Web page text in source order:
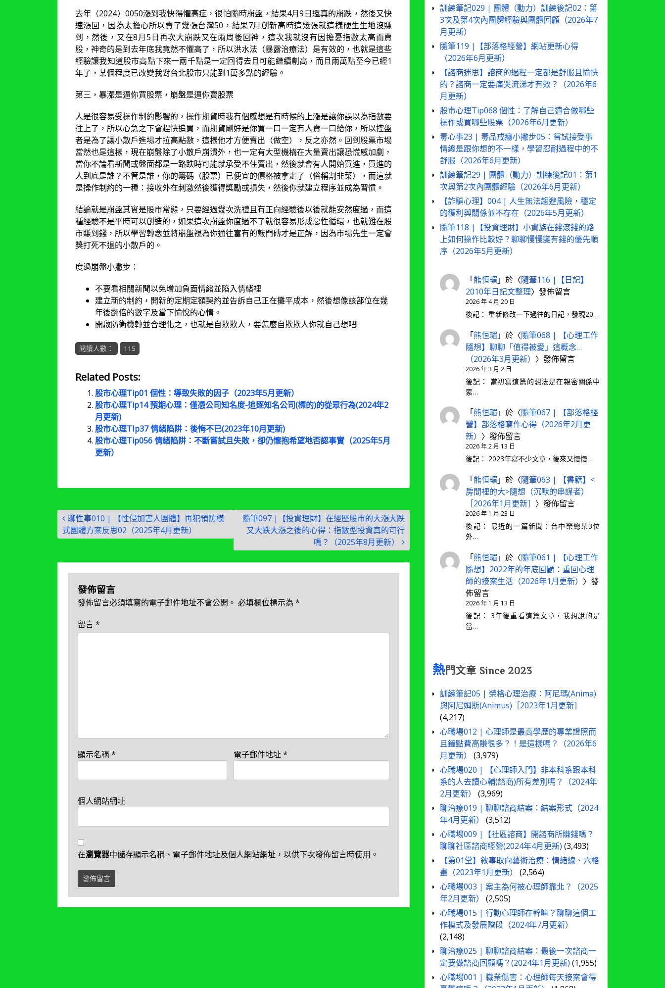
去年（2024）0050漲到我快得懼高症，很怕隨時崩盤，結果4月9日還真的崩跌，然後又快
速漲回，因為太擔心所以賣了幾張台灣50，結果7月創新高時這幾張就這樣硬生生地沒賺
到，然後，又在8月5日再次大崩跌又在兩周後回神，這次我就沒有因擔憂指數太高而賣
股，神奇的是到去年底我竟然不懼高了，所以洪水法（暴露治療法）是有效的，也就是這些
經驗讓我知道股市高點下來一兩千點是一定回得去且可能繼續創高，而且兩萬點至今已經1
年了，某個程度已改變我對台北股市只能到1萬多點的經驗。
第三，暴漲是逼你買股票，崩盤是逼你賣股票
人是很容易受操作制約影響的，操作期貨時我有個感想是有時候的上漲是讓你誤以為指數要
往上了，所以心急之下會趕快追買，而期貨剛好是你買一口一定有人賣一口給你，所以控盤
者是為了讓小散戶進場才拉高點數，這樣他才方便賣出（做空），反之亦然。回到股票市場
當然也是這樣，現在崩盤除了小散戶崩潰外，也一定有大型機構在大量賣出讓恐慌感加劇，
當你不論看新聞或盤面都是一路跌時可能就承受不住賣出，然後就會有人開始買進，買進的
人到底是誰？不管是誰，你的籌碼（股票）已便宜的價格被拿走了（俗稱割韭菜），而這就
是操作制約的一種：接收外在刺激然後獲得獎勵或損失，然後你就建立程序並成為習慣。
結論就是崩盤其實是股市常態，只要經過幾次洗禮且有正向經驗後以後就能安然度過，而這
種經驗不是平時可以創造的，如果這次崩盤你度過不了就很容易形成惡性循環，也就難在股
市賺到錢，所以學習轉念並將崩盤視為你通往富有的敲門磚才是正解，因為市場先生一定會
獎打死不退的小散戶的。
度過崩盤小撇步：
不要看相關新聞以免增加負面情緒並陷入情緒裡
建立新的制約，開新的定期定額契約並告訴自己正在攤平成本，然後想像該部位在幾
年後翻倍的數字及當下愉悅的心情。
開啟防衛機轉並合理化之，也就是自欺欺人，要怎麼自欺欺人你就自己想吧!
閱讀人數： 115
Related Posts:
股市心理Tip01 個性：導致失敗的因子（2023年5月更新）
股市心理Tip14 預期心理：僅憑公司知名度-追逐知名公司(標的)的從眾行為(2024年2
月更新)
股市心理TIp37 情緒陷阱：後悔不已(2023年10月更新)
股市心理Tip056 情緒陷阱：不斷嘗試且失敗，卻仍懷抱希望地否認事實（2025年5月
更新）
文
章
導
覽
聊性事010 | 【性侵加害人團體】再犯預防模
式團體方案反思02（2025年4月更新）
隨筆097 |【投資理財】在經歷股市的大漲大跌
又大跌大漲之後的心得：指數型投資真的可行
嗎？（2025年8月更新）
發佈留言
發佈留言必須填寫的電子郵件地址不會公開。 必填欄位標示為 *
留言*
顯示名稱* 電子郵件地址*
個人網站網址
在瀏覽器中儲存顯示名稱、電子郵件地址及個人網站網址，以供下次發佈留言時使用。
訓練筆記029 | 團體（動力）訓練後記02：第
3次及第4次內團體經驗與團體回顧（2026年7
月更新）
隨筆119 |【部落格經營】網站更新心得
（2026年6月更新）
【諮商迷思】諮商的過程一定都是舒服且愉快
的？諮商一定要痛哭流涕才有效？（2026年6
月更新）
股市心理Tip068 個性：了解自己適合做哪些
操作或買哪些股票（2026年6月更新）
毒心事23 | 毒品戒癮小撇步05：嘗試接受事
情總是跟你想的不一樣，學習忍耐過程中的不
舒服（2026年6月更新）
訓練筆記29 | 團體（動力）訓練後記01：第1
次與第2次內團體經驗（2026年6月更新）
【詐騙心理】004 | 人生無法趨避風險，穩定
的獲利與關係並不存在（2026年5月更新）
隨筆118 |【投資理財】小資族在錢滾錢的路
上如何操作比較好？聊聊慢慢變有錢的優先順
序（2026年5月更新）
「熊恒瑂 」於〈隨筆116 |【日記】
2010年日記文整理〉發佈留言
2026 年 4 月 20 日
後記： 重新修改一下過往的日記，發現20…
「熊恒瑂 」於〈隨筆068 | 【心理工作
隨想】聊聊「值得被愛」這概念…
（2026年3月更新） 〉發佈留言
2026 年 3 月 2 日
後記： 當初寫這篇的想法是在親密關係中
索…
「熊恒瑂 」於〈隨筆067 | 【部落格經
營】部落格寫作心得（2026年2月更
新） 〉發佈留言
2026 年 2 月 13 日
後記： 2023年寫不少文章，後來又慢慢…
「熊恒瑂 」於〈隨筆063 | 【書籍】<
房間裡的大>隨想（沉默的串謀者）
［2026年1月更新］ 〉發佈留言
2026 年 1 月 23 日
後記： 最近的一篇新聞：台中榮總某3位
外…
「熊恒瑂 」於〈隨筆061 | 【心理工作
隨想】2022年的年底回顧：重回心理
師的接案生活（2026年1月更新） 〉發
佈留言
2026 年 1 月 13 日
後記： 3年後重看這篇文章，我想說的是
當…
熱門文章 Since 2023
訓練筆記05 | 榮格心理治療：阿尼瑪(Anima)
與阿尼姆斯(Animus)［2023年1月更新］
(4,217)
心職場012 | 心理師是最高學歷的專業證照而
且鐘點費高賺很多？！是這樣嗎？（2026年6
月更新）
(3,979)
心職場020 | 【心理師入門】非本科系跟本科
系的人去讀心輔(諮商)所有差別嗎？（2024年
2月更新）
(3,969)
聊治療019 | 聊聊諮商結案：結案形式（2024
年4月更新）
(3,512)
心職場009 |【社區諮商】開諮商所賺錢嗎？
聊聊社區諮商經營(2024年4月更新) (3,493)
【第01堂】敘事取向藝術治療：情緒線、六格
畫（2023年1月更新）
(2,564)
心職場003 | 案主為何被心理師靠北？（2025
年2月更新）
(2,505)
心職場015 | 行動心理師在幹嘛？聊聊這個工
作模式及發展階段（2024年7月更新）
(2,148)
聊治療025 | 聊聊諮商結案：最後一次諮商一
定要做諮商回顧嗎？(2024年1月更新) (1,955)
心職場001 | 職業傷害：心理師每天接案會得